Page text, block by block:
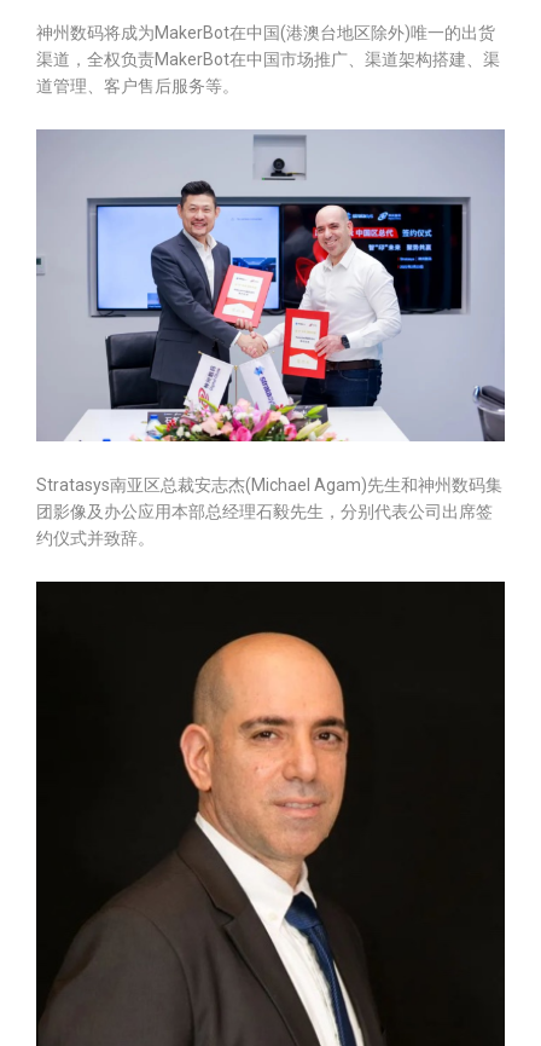
神州数码将成为MakerBot在中国(港澳台地区除外)唯一的出货
渠道，全权负责MakerBot在中国市场推广、渠道架构搭建、渠
道管理、客户售后服务等。
Stratasys南亚区总裁安志杰(Michael Agam)先生和神州数码集
团影像及办公应用本部总经理石毅先生，分别代表公司出席签
约仪式并致辞。